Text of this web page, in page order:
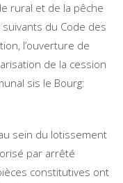
rural et de la pêche
du Code des
l’ouverture de
de la cession
sis le Bourg:
sein du lotissement
par arrêté
constitutives ont